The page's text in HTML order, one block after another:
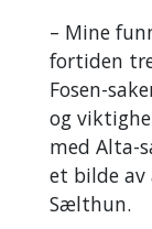
– Mine
fortiden
Fosen-
og
med Alta-
et bilde av
Sælthun.